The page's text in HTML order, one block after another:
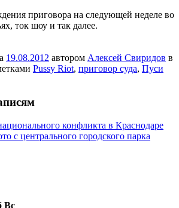
приговора на следующей неделе во
ток шоу и так далее.
19.08.2012 автором Алексей Свиридов в
Pussy Riot, приговор суда, Пуси
конфликта в Краснодаре
с центрального городского парка
Вс